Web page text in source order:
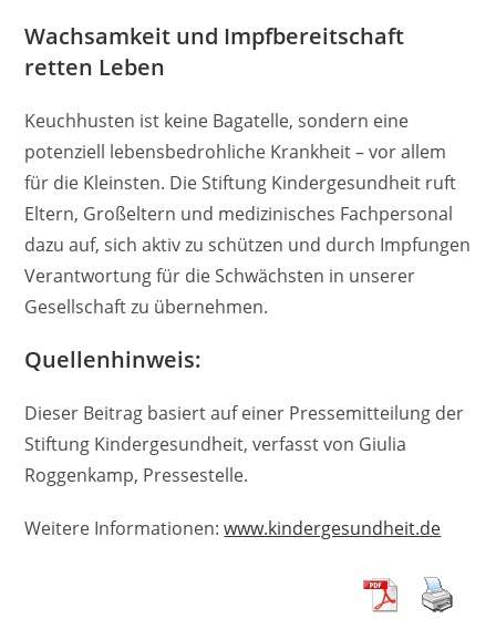
Wachsamkeit und Impfbereitschaft
retten Leben
Keuchhusten ist keine Bagatelle, sondern eine
potenziell lebensbedrohliche Krankheit – vor allem
für die Kleinsten. Die Stiftung Kindergesundheit ruft
Eltern, Großeltern und medizinisches Fachpersonal
dazu auf, sich aktiv zu schützen und durch Impfungen
Verantwortung für die Schwächsten in unserer
Gesellschaft zu übernehmen.
Quellenhinweis:
Dieser Beitrag basiert auf einer Pressemitteilung der
Stiftung Kindergesundheit, verfasst von Giulia
Roggenkamp, Pressestelle.
Weitere Informationen:www.kindergesundheit.de